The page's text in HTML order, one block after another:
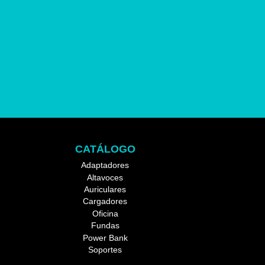
CATÁLOGO
Adaptadores
Altavoces
Auriculares
Cargadores
Oficina
Fundas
Power Bank
Soportes